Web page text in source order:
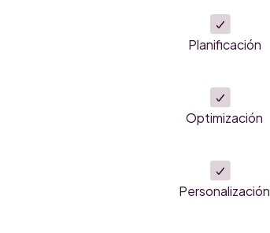
Planificación
Optimización
Personalización